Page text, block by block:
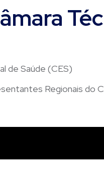
de Saúde (CES)
Regionais do